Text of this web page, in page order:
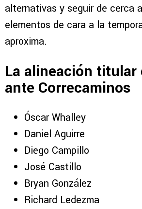
alternativas y seguir de cerca
elementos de cara a la
aproxima.
La alineación titular
ante Correcaminos
Óscar Whalley
Daniel Aguirre
Diego Campillo
José Castillo
Bryan González
Richard Ledezma